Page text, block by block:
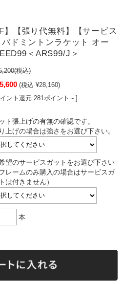
】【張り代無料】【サービス
ドミントンラケット オー
＜ARS99/J＞
(税込)
(税込 ¥28,160)
ント還元 281ポイント～]
ト張上げの有無の確認です。
上げの場合は強さをお選び下さい。
望のサービスガットをお選び下さい
フレームのみ購入の場合はサービスガ
は付きません）
本